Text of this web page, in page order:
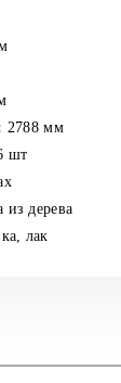
2788 мм
шт
из дерева
лак